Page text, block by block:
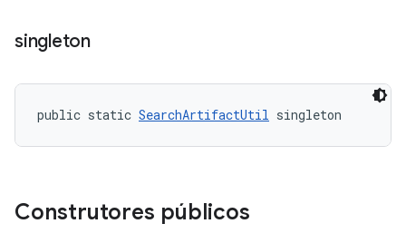
singleton
public static SearchArtifactUtil singleton
Construtores públicos